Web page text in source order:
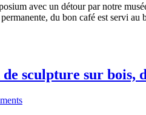
avec un détour par notre
du bon café est servi
sculpture sur bois,